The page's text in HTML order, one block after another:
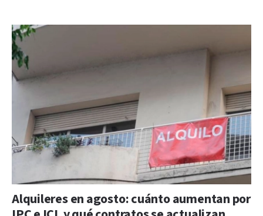
Alquileres en agosto: cuánto aumentan por